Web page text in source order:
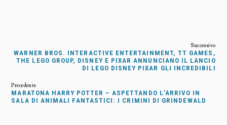
WARNER BROS. INTERACTIVE ENTERTAINMENT, TT GAMES,
THE LEGO GROUP, DISNEY E PIXAR ANNUNCIANO IL LANCIO
DI LEGO DISNEY PIXAR GLI INCREDIBILI
MARATONA HARRY POTTER – ASPETTANDO L’ARRIVO IN
SALA DI ANIMALI FANTASTICI: I CRIMINI DI GRINDEWALD